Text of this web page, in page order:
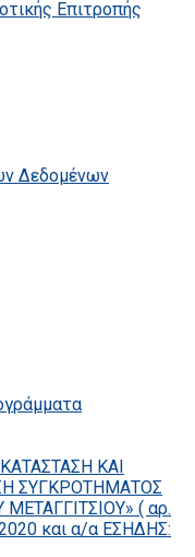
Επιτροπής
Δεδομένων
ΚΑΙ
ΣΥΓΚΡΟΤΗΜΑΤΟΣ
( αρ.
και α/α ΕΣΗΔΗΣ: